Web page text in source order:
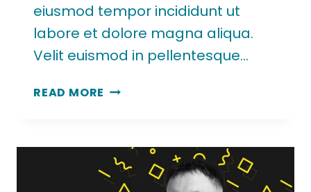
eiusmod tempor incididunt ut
labore et dolore magna aliqua.
Velit euismod in pellentesque…
READ MORE